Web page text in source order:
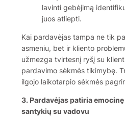
lavinti gebėjimą
juos atliepti.
Kai pardavėjas tampa ne tik
asmeniu, bet ir kliento
užmezga tvirtesnį ryšį su
pardavimo sėkmės tikimybę.
ilgojo laikotarpio sėkmės
3. Pardavėjas patiria
santykių su vadovu